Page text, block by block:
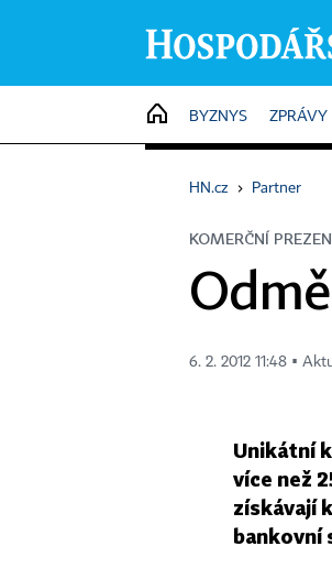
HOME
BYZNYS ZPRÁVY
HN.cz › Partner
KOMERČNÍ
6. 2. 2012 11:48 ▪
Unikátní
více než
získávají
bankovní